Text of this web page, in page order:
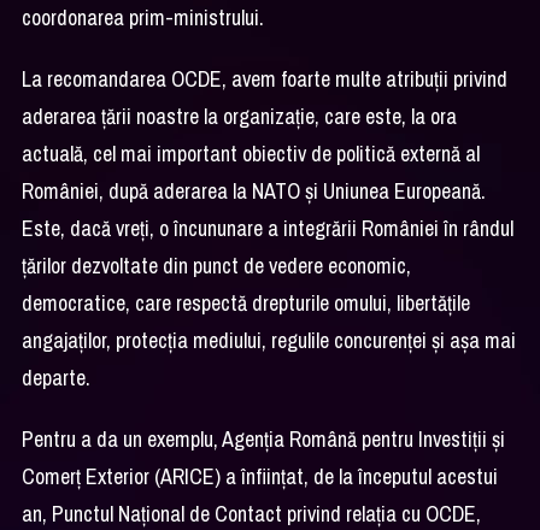
coordonarea prim-ministrului.
La recomandarea OCDE, avem foarte multe atribuții privind
aderarea țării noastre la organizație, care este, la ora
actuală, cel mai important obiectiv de politică externă al
României, după aderarea la NATO și Uniunea Europeană.
Este, dacă vreți, o încununare a integrării României în rândul
țărilor dezvoltate din punct de vedere economic,
democratice, care respectă drepturile omului, libertățile
angajaților, protecția mediului, regulile concurenței și așa mai
departe.
Pentru a da un exemplu, Agenția Română pentru Investiții și
Comerț Exterior (ARICE) a înființat, de la începutul acestui
an, Punctul Național de Contact privind relația cu OCDE,